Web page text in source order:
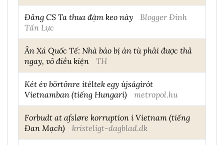
Đảng CS Ta thua đậm keo này
Blogger Đinh
Tấn Lực
Ân Xá Quốc Tế: Nhà báo bị án tù phải được thả
ngay, vô điều kiện
TH
Két év börtönre ítéltek egy újságírót
Vietnamban (tiếng Hungari)
metropol.hu
Forbudt at afsløre korruption i Vietnam (tiếng
Đan Mạch)
kristeligt-dagblad.dk